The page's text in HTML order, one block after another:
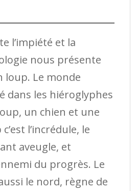
l’impiété et la
nous présente
loup. Le monde
dans les hiéroglyphes
un chien et une
l’incrédule, le
aveugle, et
du progrès. Le
le nord, règne de